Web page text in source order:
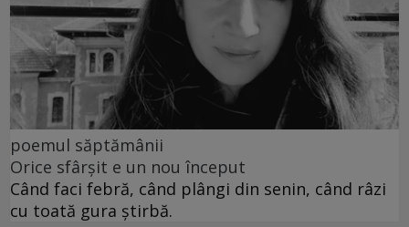
poemul săptămânii
Orice sfârșit e un nou început
Când faci febră, când plângi din senin, când râzi
cu toată gura știrbă.